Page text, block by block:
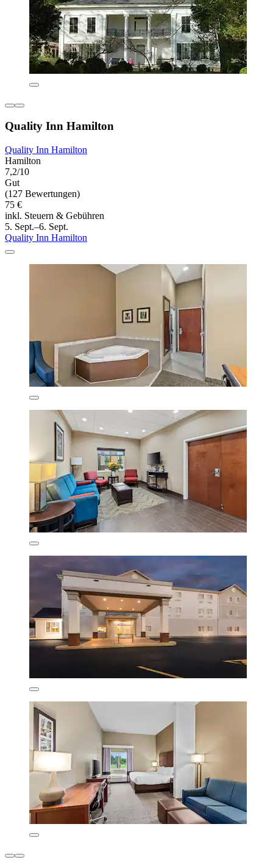
Quality Inn Hamilton
Quality Inn Hamilton
Hamilton
7,2/10
Gut
(127 Bewertungen)
75 €
inkl. Steuern & Gebühren
5. Sept.–6. Sept.
Quality Inn Hamilton